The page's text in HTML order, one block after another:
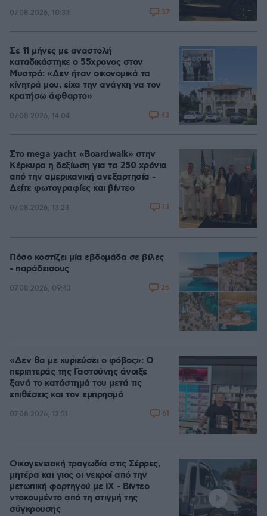
07.08.2026, 10:33 37
Σε 11 μήνες με αναστολή
καταδικάστηκε ο 55χρονος στον
Μυστρά: «Δεν ήταν οικονομικά τα
κίνητρά μου, είχα την ανάγκη να τον
κρατήσω άφθαρτο»
07.08.2026, 14:04 43
Στο mega yacht «Boardwalk» στην
Κέρκυρα η δεξίωση για τα 250 χρόνια
από την αμερικανική ανεξαρτησία -
Δείτε φωτογραφίες και βίντεο
07.08.2026, 13:23 13
Πόσο κοστίζει μία εβδομάδα σε βίλες
- παράδεισους
07.08.2026, 09:43 25
«Δεν θα με κυριεύσει ο φόβος»: Ο
περιπτεράς της Γαστούνης άνοιξε
ξανά το κατάστημά του μετά τις
επιθέσεις και τον εμπρησμό
07.08.2026, 12:51 61
Οικογενειακή τραγωδία στις Σέρρες,
μητέρα και γιος οι νεκροί από την
μετωπική φορτηγού με ΙΧ - Βίντεο
ντοκουμέντο από τη στιγμή της
σύγκρουσης